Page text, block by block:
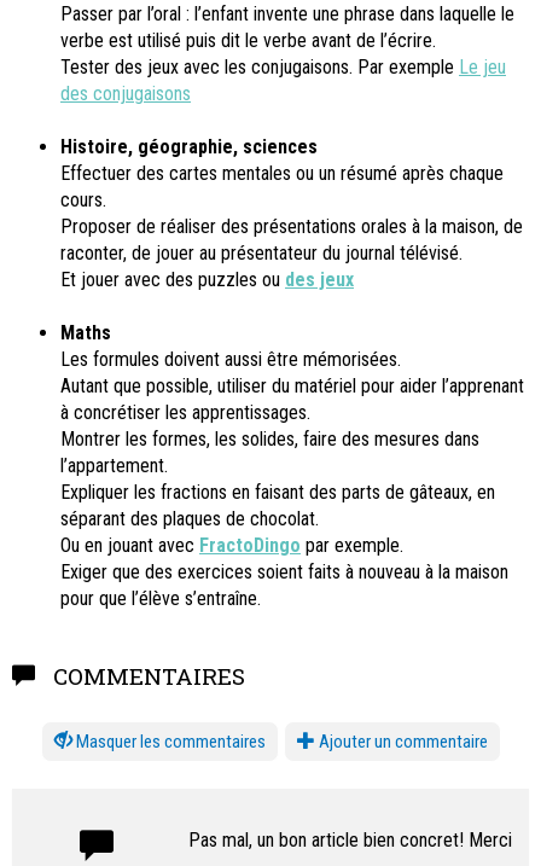
Passer par l’oral : l’enfant invente une phrase dans laquelle le
verbe est utilisé puis dit le verbe avant de l’écrire.
Tester des jeux avec les conjugaisons. Par exemple Le jeu
des conjugaisons
Histoire, géographie, sciences
Effectuer des cartes mentales ou un résumé après chaque
cours.
Proposer de réaliser des présentations orales à la maison, de
raconter, de jouer au présentateur du journal télévisé.
Et jouer avec des puzzles ou des jeux
Maths
Les formules doivent aussi être mémorisées.
Autant que possible, utiliser du matériel pour aider l’apprenant
à concrétiser les apprentissages.
Montrer les formes, les solides, faire des mesures dans
l’appartement.
Expliquer les fractions en faisant des parts de gâteaux, en
séparant des plaques de chocolat.
Ou en jouant avec FractoDingo par exemple.
Exiger que des exercices soient faits à nouveau à la maison
pour que l’élève s’entraîne.
COMMENTAIRES
les commentaires Ajouter un commentaire
Pas mal, un bon article bien concret! Merci